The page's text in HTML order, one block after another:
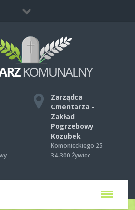
gdy umrze ktoś bliski?
Kontakt
Zarządca
Cmentarza -
Zakład
Pogrzebowy
Kozubek
Komonieckiego 25
34-300 Żywiec